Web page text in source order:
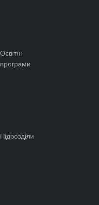
Освітні
програми
Підрозділи